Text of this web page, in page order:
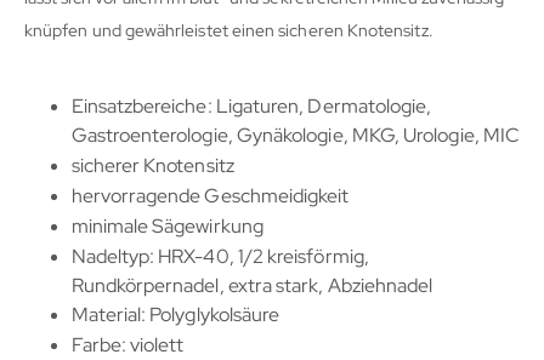
knüpfen und gewährleistet einen sicheren Knotensitz.
Einsatzbereiche: Ligaturen, Dermatologie,
Gastroenterologie, Gynäkologie, MKG, Urologie, MIC
sicherer Knotensitz
hervorragende Geschmeidigkeit
minimale Sägewirkung
Nadeltyp: HRX-40, 1/2 kreisförmig,
Rundkörpernadel, extra stark, Abziehnadel
Material: Polyglykolsäure
Farbe: violett